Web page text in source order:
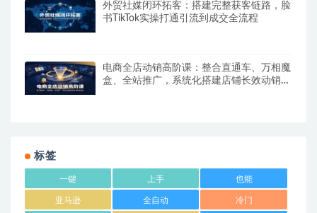
外贸社媒闭环拓客：搭建完整获客链路，脸
书TikTok实操打通引流到成交全流程
电商全店动销高阶课：整合直通车、万相魔
盒、全站推广，系统化搭建店铺长效动销方
标签
一键 上手 也能
亚马逊 全自动 冷门